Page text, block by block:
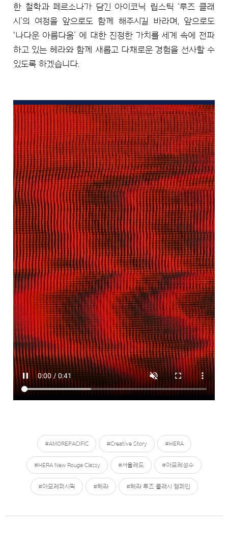
한 철학과 페르소나가 담긴 아이코닉 립스틱 ‘루즈 클래
시’의 여정을 앞으로도 함께 해주시길 바라며, 앞으로도
'나다운 아름다움’ 에 대한 진정한 가치를 세계 속에 전파
하고 있는 헤라와 함께 새롭고 다채로운 경험을 선사할 수
있도록 하겠습니다.
#AMOREPACIFIC #Creative Story #HERA
#HERA New Rouge Classy #서울레드 #아모레성수
#아모레퍼시픽 #헤라 #헤라 루즈 클래시 캠페인